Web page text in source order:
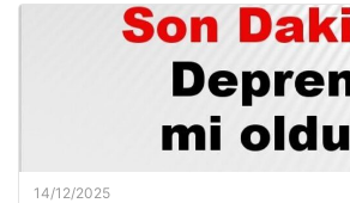
14/12/2025